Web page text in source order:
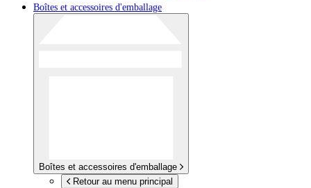
Boîtes et accessoires d'emballage
Boîtes et accessoires d'emballage
Retour au menu principal